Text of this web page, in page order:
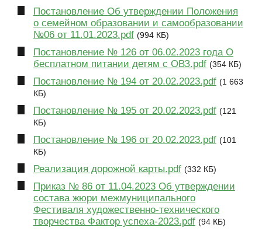
Постановление Об утверждении Положения
о семейном образовании и самообразовании
№06 от 11.01.2023.pdf (994 КБ)
Постановление № 126 от 06.02.2023 года О
бесплатном питании детям с ОВЗ.pdf (354 КБ)
Постановление № 194 от 20.02.2023.pdf (1 663
КБ)
Постановление № 195 от 20.02.2023.pdf (121
КБ)
Постановление № 196 от 20.02.2023.pdf (101
КБ)
Реализация дорожной карты.pdf (332 КБ)
Приказ № 86 от 11.04.2023 Об утверждении
состава жюри межмуниципального
Фестиваля художественно-технического
творчества Фактор успеха-2023.pdf (94 КБ)